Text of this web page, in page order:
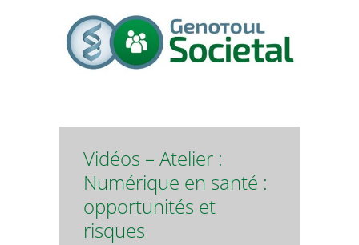
Vidéos – Atelier :
Numérique en santé :
opportunités et
risques